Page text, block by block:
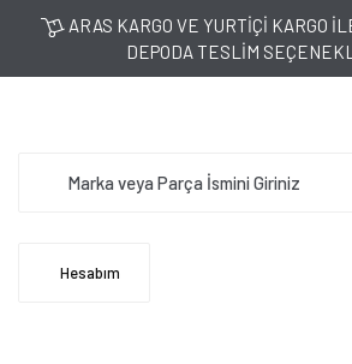
ARAS KARGO VE YURTİÇİ KARGO
DEPODA TESLİM
Hesabım